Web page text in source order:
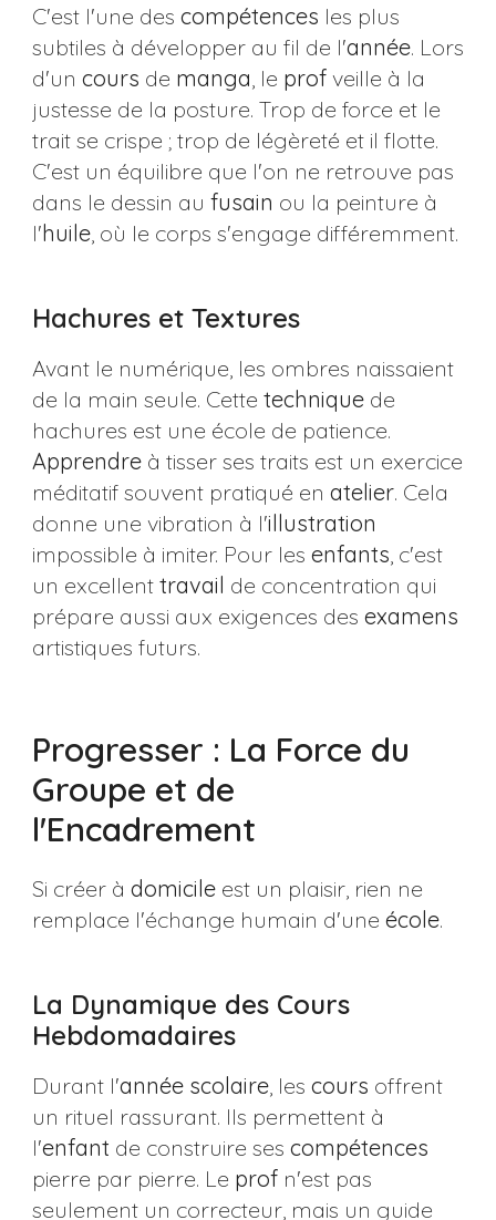
C'est l'une des compétences les plus
subtiles à développer au fil de l'année. Lors
d'un cours de manga , le profveille à la
justesse de la posture. Trop de force et le
trait se crispe ; trop de légèreté et il flotte.
C'est un équilibre que l'on ne retrouve pas
dans le dessin au fusain ou la peinture à
l'huile, où le corps s'engage différemment.
Hachures et Textures
Avant le numérique, les ombres naissaient
de la main seule. Cette techniquede
hachures est une école de patience.
Apprendreà tisser ses traits est un exercice
méditatif souvent pratiqué en atelier. Cela
donne une vibration à l'illustration
impossible à imiter. Pour les enfants , c'est
un excellent travail de concentration qui
prépare aussi aux exigences des examens
artistiques futurs.
Progresser : La Force du
Groupe et de
l'Encadrement
Si créer à domicileest un plaisir, rien ne
remplace l'échange humain d'une école.
La Dynamique des Cours
Hebdomadaires
Durant l'année scolaire, les cours offrent
un rituel rassurant. Ils permettent à
l'enfant de construire ses compétences
pierre par pierre. Le profn'est pas
seulement un correcteur, mais un guide